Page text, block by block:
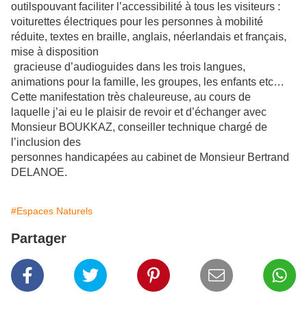
outilspouvant faciliter l’accessibilité à tous les visiteurs :
voiturettes électriques pour les personnes à mobilité
réduite, textes en braille, anglais, néerlandais et français,
mise à disposition
gracieuse d’audioguides dans les trois langues,
animations pour la famille, les groupes, les enfants etc…
Cette manifestation très chaleureuse, au cours de
laquelle j’ai eu le plaisir de revoir et d’échanger avec
Monsieur BOUKKAZ, conseiller technique chargé de
l’inclusion des
personnes handicapées au cabinet de Monsieur Bertrand
DELANOE.
#Espaces Naturels
Partager